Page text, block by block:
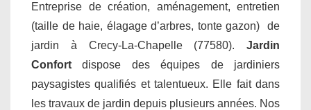
Entreprise de création, aménagement, entretien
(taille de haie, élagage d’arbres, tonte gazon) de
jardin à Crecy-La-Chapelle (77580). Jardin
Confort dispose des équipes de jardiniers
paysagistes qualifiés et talentueux. Elle fait dans
les travaux de jardin depuis plusieurs années. Nos